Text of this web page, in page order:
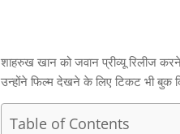
शाहरुख खान को जवान प्रीव्यू रिलीज
उन्होंने फिल्म देखने के लिए टिकट भी बुक
Table of Contents